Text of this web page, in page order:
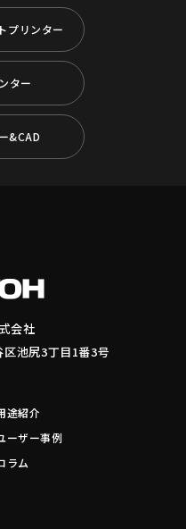
プリンター
ター
&CAD
会社
池尻3丁目1番3号
途紹介
ーザー事例
ラム